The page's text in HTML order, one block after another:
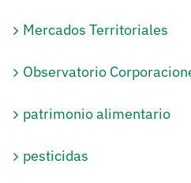
Mercados Territoriales
Observatorio
patrimonio alimentario
pesticidas